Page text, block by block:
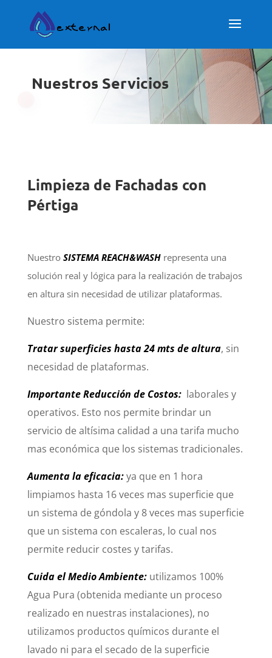
Nuestros Servicios
Limpieza de Fachadas con
Pértiga
Nuestro SISTEMA REACH&WASHrepresenta una
solución real y lógica para la realización de trabajos
en altura sin necesidad de utilizar plataformas.
Nuestro sistema permite:
Tratar superficies hasta 24 mts de altura, sin
necesidad de plataformas.
Importante Reducción de Costos:laborales y
operativos. Esto nos permite brindar un
servicio de altísima calidad a una tarifa mucho
mas económica que los sistemas tradicionales.
Aumenta la eficacia:ya que en 1 hora
limpiamos hasta 16 veces mas superficie que
un sistema de góndola y 8 veces mas superficie
que un sistema con escaleras, lo cual nos
permite reducir costes y tarifas.
Cuida el Medio Ambiente: utilizamos 100%
Agua Pura (obtenida mediante un proceso
realizado en nuestras instalaciones), no
utilizamos productos químicos durante el
lavado ni para el secado de la superficie